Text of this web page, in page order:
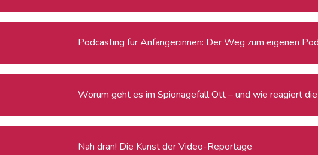
Podcasting für Anfänger:innen: Der Weg zum eigenen
Worum geht es im Spionagefall Ott – und wie reagiert
Nah dran! Die Kunst der Video-Reportage